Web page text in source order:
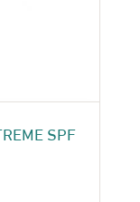
SPF